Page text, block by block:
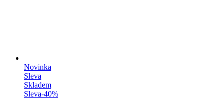
Novinka
Sleva
Skladem
Sleva-40%